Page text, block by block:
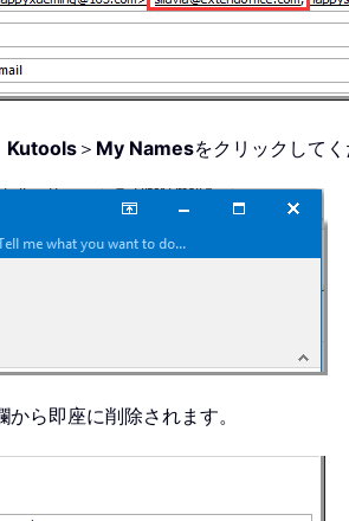
Kutools ＞ My Namesをクリックして
ら即座に削除されます。